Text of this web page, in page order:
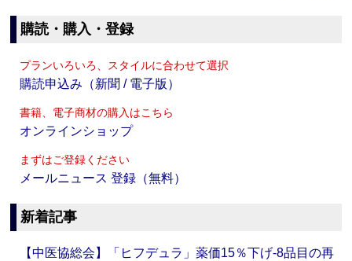
購読・購入・登録
プランいろいろ、スタイルに合わせて選択
購読申込み（新聞 / 電子版）
書籍、電子商材の購入はこちら
オンラインショップ
まずはご登録ください
メールニュース 登録（無料）
新着記事
【中医協総会】「ヒフデュラ」薬価15％下げ‐8品目の再